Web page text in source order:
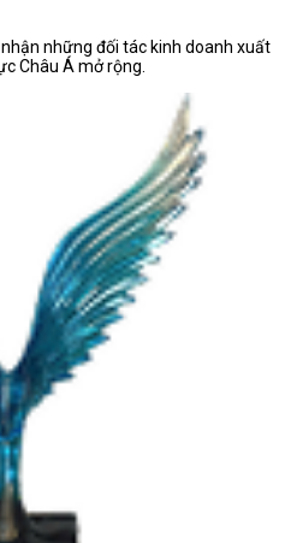
những đối tác kinh doanh xuất
Châu Á mở rộng.